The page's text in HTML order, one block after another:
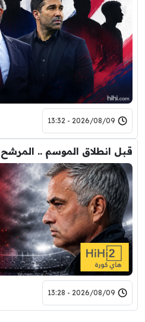
2026/08/09 - 13:32
قبل انطلاق الموسم .. المرشح
2026/08/09 - 13:28